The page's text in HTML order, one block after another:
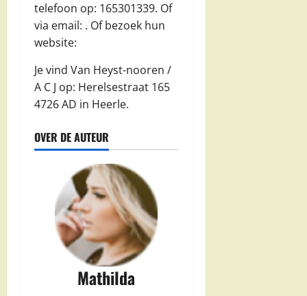
telefoon op: 165301339. Of
via email: . Of bezoek hun
website:
Je vind Van Heyst-nooren /
A C J op: Herelsestraat 165
4726 AD in Heerle.
OVER DE AUTEUR
Mathilda